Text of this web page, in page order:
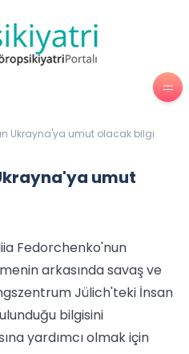
Ukrayna'ya umut olacak bilgi
umut
Fedorchenko'nun
arkasında savaş ve
Jülich'teki İnsan
bilgisini
yardımcı olmak için